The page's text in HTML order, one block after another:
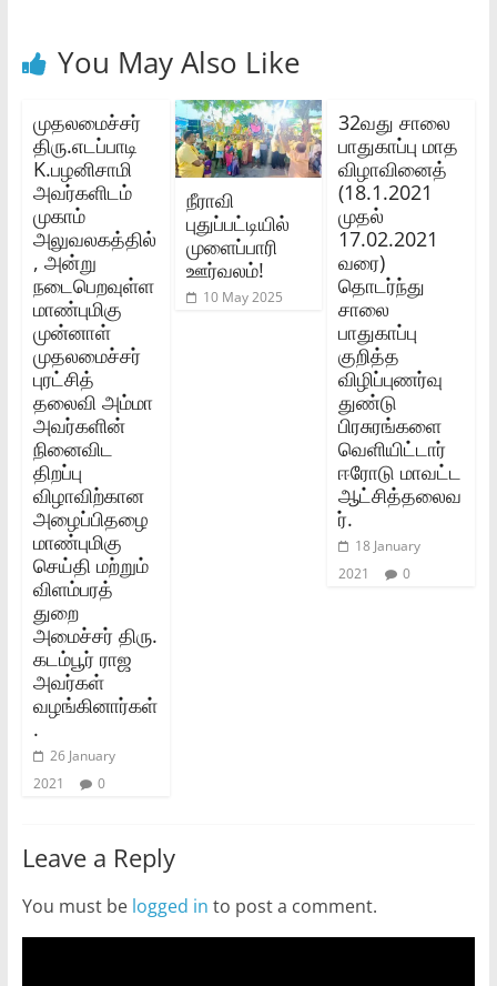
You May Also Like
முதலமைச்சர்‌
திரு.எடப்பாடி
K.பழனிசாமி
அவர்களிடம்‌
முகாம்‌
அலுவலகத்தில்‌
, அன்று
நடைபெறவுள்ள
மாண்புமிகு
முன்னாள்‌
முதலமைச்சர்‌
புரட்சித்‌
தலைவி அம்மா
அவர்களின்‌
நினைவிட
திறப்பு
விழாவிற்கான
அழைப்பிதழை
மாண்புமிகு
செய்தி மற்றும்‌
விளம்பரத்‌
துறை
அமைச்சர்‌ திரு.
கடம்பூர்‌ ராஜ
அவர்கள்‌
வழங்கினார்கள்‌
.
26 January
2021
0
நீராவி
புதுப்பட்டியில்
முளைப்பாரி
ஊர்வலம்!
10 May 2025
32வது சாலை
பாதுகாப்பு மாத
விழாவினைத்‌
(18.1.2021
முதல்‌
17.02.2021
வரை)
தொடர்ந்து
சாலை
பாதுகாப்பு
குறித்த
விழிப்புணர்வு
துண்டு
பிரசுரங்களை
வெளியிட்டார்‌
ஈரோடு மாவட்ட
ஆட்சித்தலைவ
ர்‌.
18 January
2021
0
Leave a Reply
You must be logged in to post a comment.